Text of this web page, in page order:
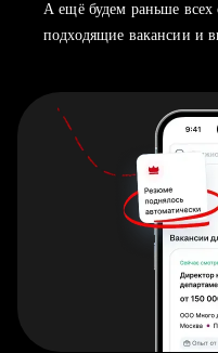
А ещё будем раньше всех
подходящие вакансии и